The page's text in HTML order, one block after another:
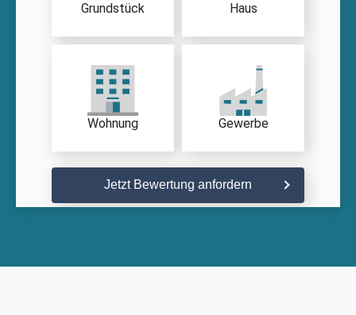
Grundstück Haus
Wohnung Gewerbe
Jetzt Bewertung anfordern